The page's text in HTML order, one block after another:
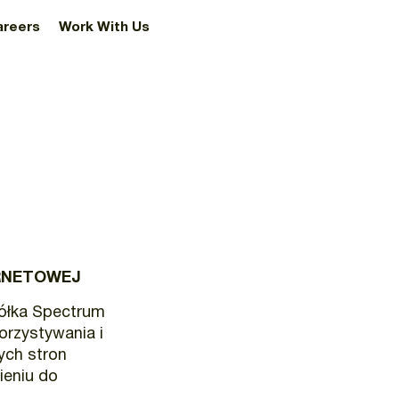
Work With Us
Spectrum
i
stron
do